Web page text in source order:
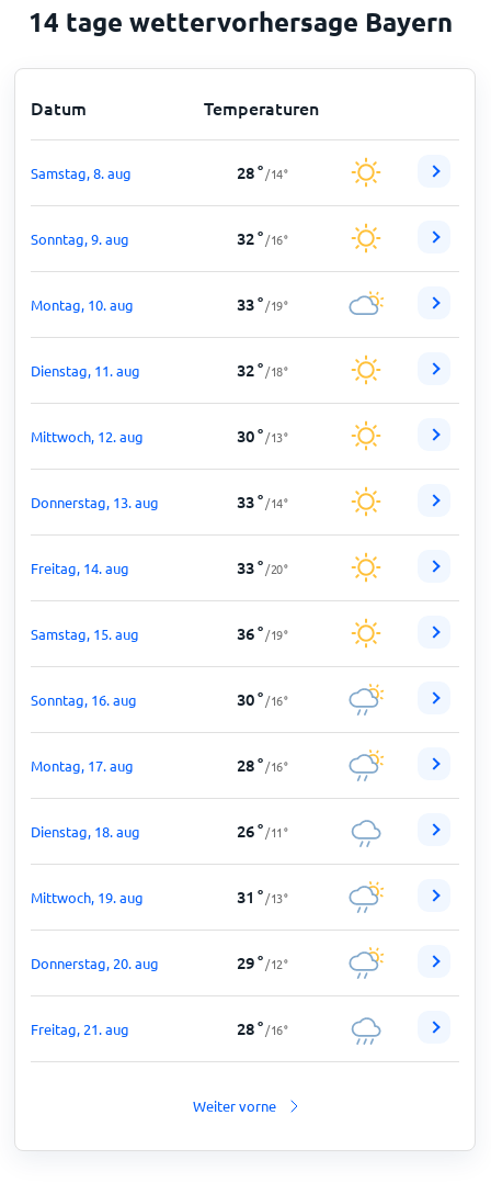
14 tage wettervorhersage Bayern
Datum Temperaturen
Samstag, 8. aug 28° /14°
Sonntag, 9. aug 32° /16°
Montag, 10. aug 33° /19°
Dienstag, 11. aug 32° /18°
Mittwoch, 12. aug 30° /13°
Donnerstag, 13. aug 33° /14°
Freitag, 14. aug 33° /20°
Samstag, 15. aug 36° /19°
Sonntag, 16. aug 30° /16°
Montag, 17. aug 28° /16°
Dienstag, 18. aug 26° /11°
Mittwoch, 19. aug 31 ° /13°
Donnerstag, 20. aug 29° /12°
Freitag, 21. aug 28° /16°
Weiter vorne